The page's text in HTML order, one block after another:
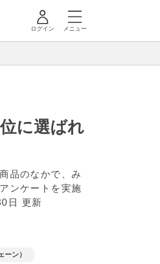
ログイン メニュー
に選ばれ
品のなかで、み
ンケートを実施
日 更新
ーン）